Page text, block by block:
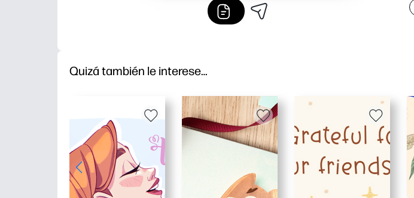
Quizá también le interese…